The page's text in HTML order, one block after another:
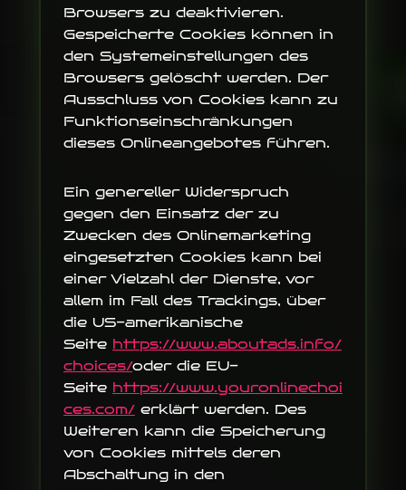
Browsers zu deaktivieren.
Gespeicherte Cookies können in
den Systemeinstellungen des
Browsers gelöscht werden. Der
Ausschluss von Cookies kann zu
Funktionseinschränkungen
dieses Onlineangebotes führen.
Ein genereller Widerspruch
gegen den Einsatz der zu
Zwecken des Onlinemarketing
eingesetzten Cookies kann bei
einer Vielzahl der Dienste, vor
allem im Fall des Trackings, über
die US-amerikanische
Seite https://www.aboutads.info/
choices/oder die EU-
Seite https://www.youronlinechoi
ces.com/ erklärt werden. Des
Weiteren kann die Speicherung
von Cookies mittels deren
Abschaltung in den